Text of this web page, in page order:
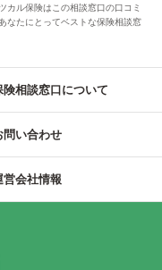
カル保険はこの相談窓口の口コミ
なたにとってベストな保険相談窓
険相談窓口について
問い合わせ
営会社情報